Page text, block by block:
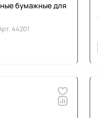
бумажные для
44201